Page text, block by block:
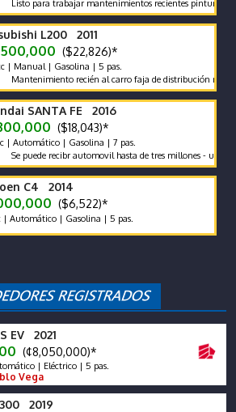
para trabajar mantenimientos recientes pintura
L200 2011
($22,826)*
| Manual | Gasolina | 5 pas.
recién al carro faja de distribución recién
SANTA FE 2016
($18,043)*
| Automático | Gasolina | 7 pas.
puede recibr automovil hasta de tres millones - un solo
C4 2014
($6,522)*
| Automático | Gasolina | 5 pas.
EV 2021
(¢8,050,000)*
| Eléctrico | 5 pas.
Vega
2019